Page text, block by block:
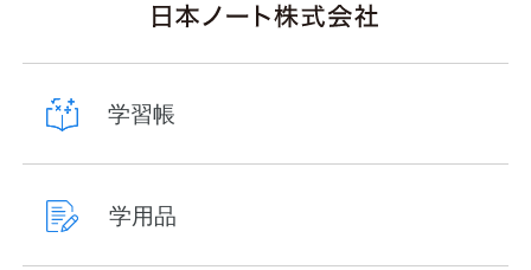
学習帳
学用品